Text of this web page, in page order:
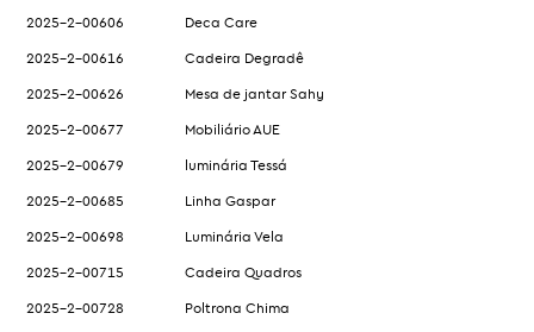
2025-2-00606
Deca Care
2025-2-00616
Cadeira Degradê
2025-2-00626
Mesa de jantar Sahy
2025-2-00677
Mobiliário AUE
2025-2-00679
luminária Tessá
2025-2-00685
Linha Gaspar
2025-2-00698
Luminária Vela
2025-2-00715
Cadeira Quadros
2025-2-00728
Poltrona Chima